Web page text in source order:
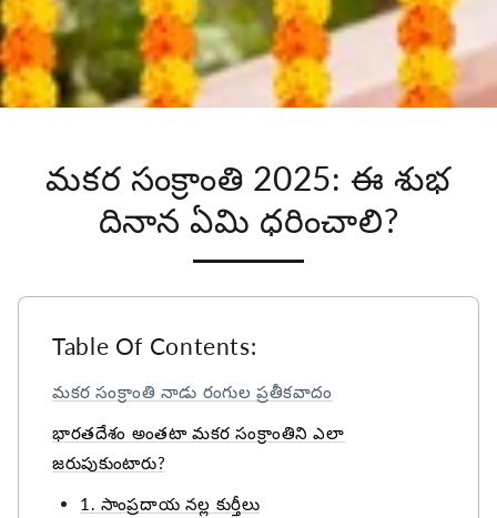
మకర సంక్రాంతి 2025: ఈ శుభ
దినాన ఏమి ధరించాలి?
Table Of Contents:
మకర సంక్రాంతి నాడు రంగుల ప్రతీకవాదం
భారతదేశం అంతటా మకర సంక్రాంతిని ఎలా
జరుపుకుంటారు?
1. సాంప్రదాయ నల్ల కుర్తీలు